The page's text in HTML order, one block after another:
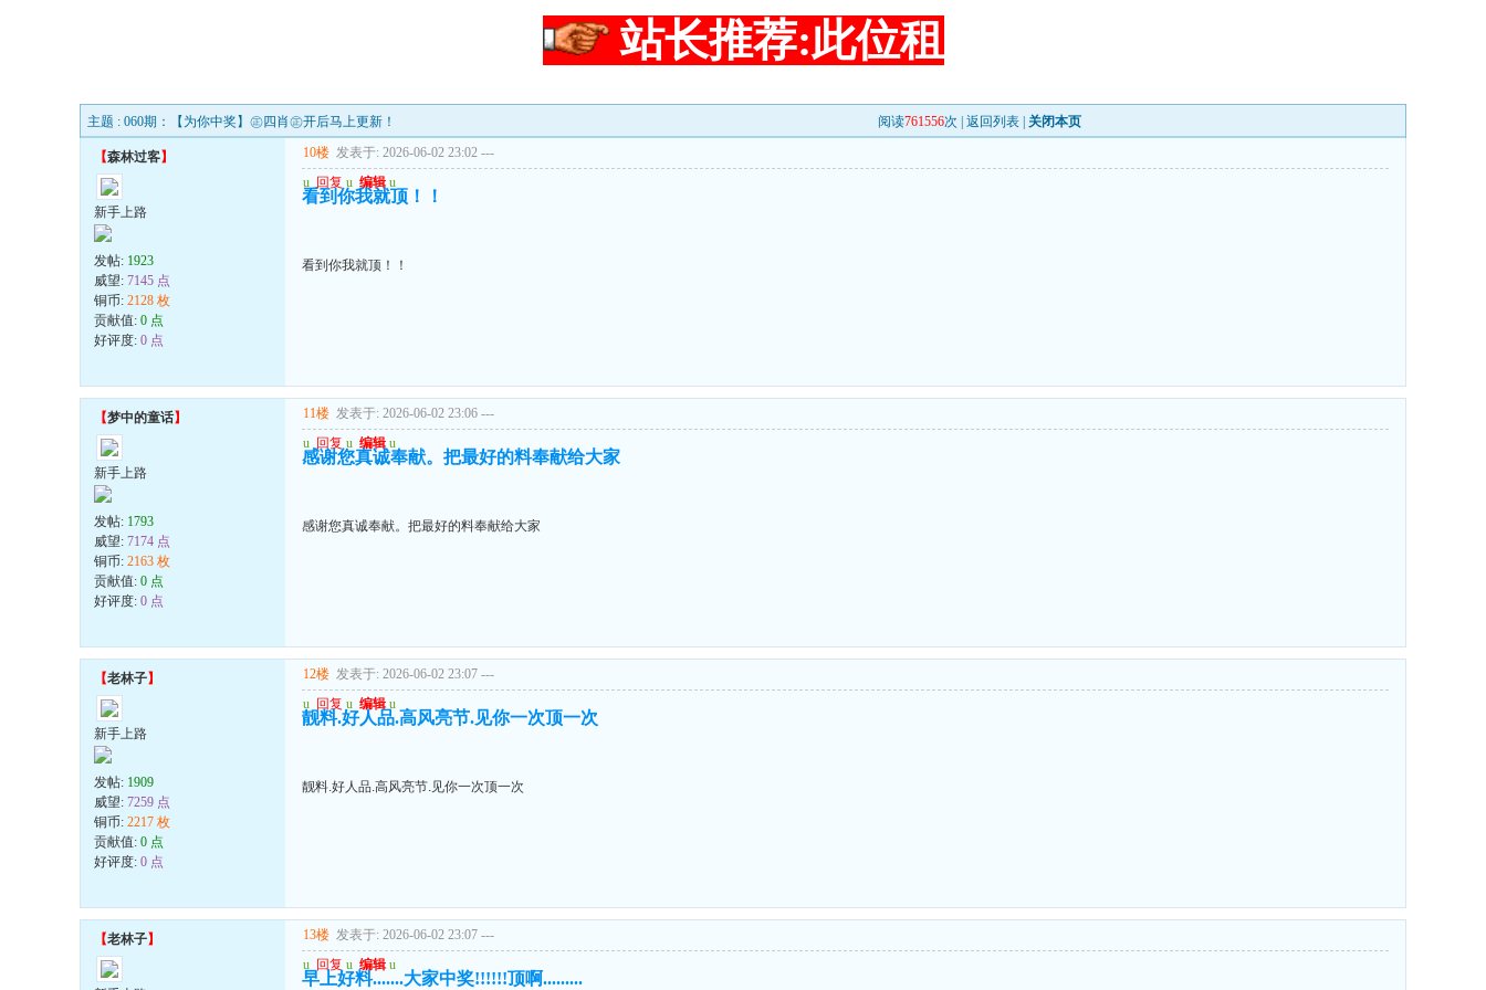
站长推荐:此位租
主题 : 060期：【为你中奖】㊣四肖㊣开后马上更新！ 阅读761556次 | 返回列表 关闭本页
【森林过客】
新手上路
发帖: 1923
威望: 7145 点
铜币: 2128 枚
贡献值: 0 点
好评度: 0 点
10楼 发表于: 2026-06-02 23:02 ---
u 回复 u 编辑 u
看到你我就顶！！
看到你我就顶！！
【梦中的童话】
新手上路
发帖: 1793
威望: 7174 点
铜币: 2163 枚
贡献值: 0 点
好评度: 0 点
11楼 发表于: 2026-06-02 23:06 ---
u 回复 u 编辑 u
感谢您真诚奉献。把最好的料奉献给大家
感谢您真诚奉献。把最好的料奉献给大家
【老林子】
新手上路
发帖: 1909
威望: 7259 点
铜币: 2217 枚
贡献值: 0 点
好评度: 0 点
12楼 发表于: 2026-06-02 23:07 ---
u 回复 u 编辑 u
靓料.好人品.高风亮节.见你一次顶一次
靓料.好人品.高风亮节.见你一次顶一次
【老林子】 13楼 发表于: 2026-06-02 23:07 ---
u 回复 u 编辑 u
早上好料.......大家中奖!!!!!!顶啊.........